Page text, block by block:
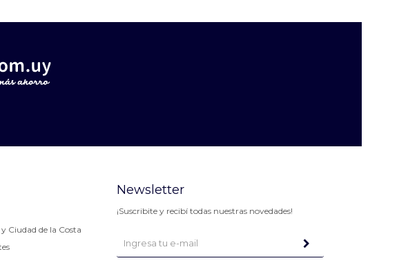
Ciudad de la Costa
Newsletter
¡Suscribite y recibí todas nuestras novedades!